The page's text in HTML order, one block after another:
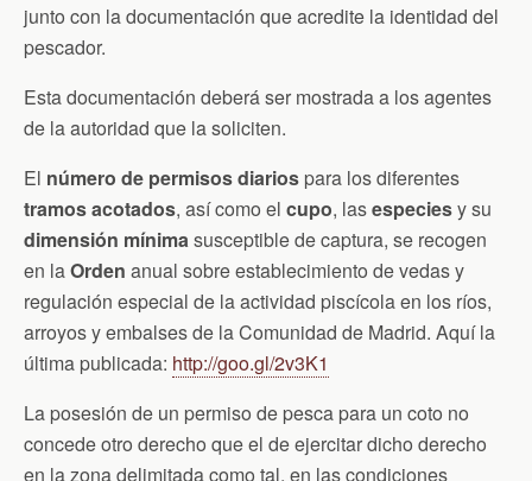
junto con la documentación que acredite la identidad del
pescador.
Esta documentación deberá ser mostrada a los agentes
de la autoridad que la soliciten.
El número de permisos diarios para los diferentes
tramos acotados, así como el cupo, lasespeciesy su
dimensión mínimasusceptible de captura, se recogen
en laOrden anual sobre establecimiento de vedas y
regulación especial de la actividad piscícola en los ríos,
arroyos y embalses de la Comunidad de Madrid. Aquí la
última publicada: http://goo.gl/2v3K1
La posesión de un permiso de pesca para un coto no
concede otro derecho que el de ejercitar dicho derecho
en la zona delimitada como tal, en las condiciones